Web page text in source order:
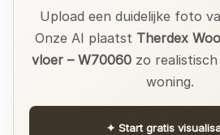
Upload een duidelijke foto
Onze AI plaatst Therdex
vloer – W70060zo realistisch
woning.
✦ Start gratis